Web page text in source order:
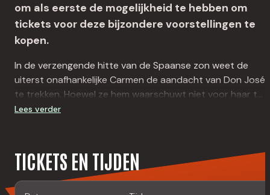
om als eerste de mogelijkheid te hebben om
tickets voor deze bijzondere voorstellingen te
kopen.
In de verzengende hitte van de Spaanse zon weet de
uiterst onafhankelijke Carmen de aandacht van Don José
te trekken. Hoewel ze hem waarschuwt niet voor haar te
vallen, kent zijn obsessie geen grenzen. De aangrijpende
begeerte in Bizets eeuwig populaire opera. Met een cast
vol sterren komt dit zinderende drama tot leven, waarin
Ginger Costa-Jackson de vurige titelrol vertolkt, aan de
Lees verder
TICKETS EN TIJDEN